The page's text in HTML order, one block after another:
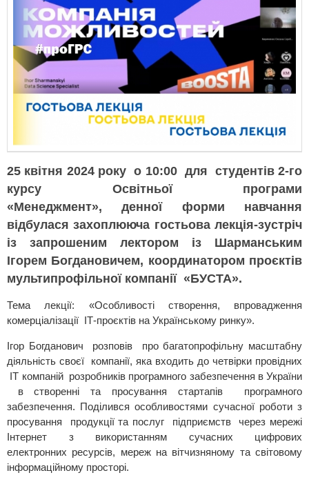
25 квітня 2024 року о 10:00 для студентів 2-го
курсу Освітньої програми
«Менеджмент», денної форми навчання
відбулася захоплююча гостьова лекція-зустріч
із запрошеним лектором із Шарманським
Ігорем Богдановичем, координатором проєктів
мультипрофільної компанії «БУСТА».
Тема лекції: «Особливості створення, впровадження
комерціалізації ІТ-проєктів на Українському ринку».
Ігор Богданович розповів про багатопрофільну масштабну
діяльність своєї компанії, яка входить до четвірки провідних
ІТ компаній розробників програмного забезпечення в України
в створенні та просування стартапів програмного
забезпечення. Поділився особливостями сучасної роботи з
просування продукції та послуг підприємств через мережі
Інтернет з використанням сучасних цифрових
електронних ресурсів, мереж на вітчизняному та світовому
інформаційному просторі.